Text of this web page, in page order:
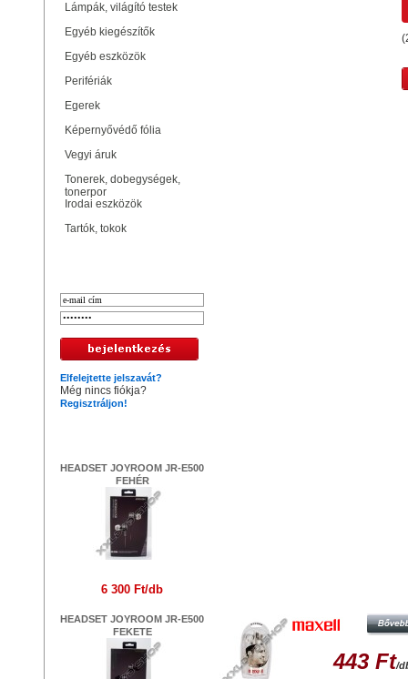
Lámpák, világító testek
Egyéb kiegészítők
Egyéb eszközök
Perifériák
Egerek
Képernyővédő fólia
Vegyi áruk
Tonerek, dobegységek,
tonerpor
Irodai eszközök
Tartók, tokok
Elfelejtette jelszavát?
Még nincs fiókja?
Regisztráljon!
HEADSET JOYROOM JR-E500
FEHÉR
6 300 Ft/db
HEADSET JOYROOM JR-E500
FEKETE
443 Ft/